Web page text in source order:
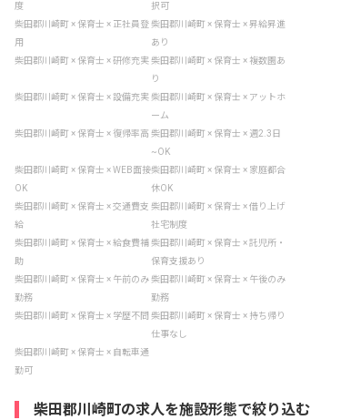
度
択可
柴田郡川崎町 × 保育士 × 正社員登
用
柴田郡川崎町 × 保育士 × 昇給昇進
あり
柴田郡川崎町 × 保育士 × 研修充実柴田郡川崎町 × 保育士 × 複数園あ
り
柴田郡川崎町 × 保育士 × 設備充実柴田郡川崎町 × 保育士 × アットホ
ーム
柴田郡川崎町 × 保育士 × 復帰率高 柴田郡川崎町 × 保育士 × 週2.3日
~OK
柴田郡川崎町 × 保育士 × WEB面接
OK
柴田郡川崎町 × 保育士 × 家庭都合
休OK
柴田郡川崎町 × 保育士 × 交通費支
給
柴田郡川崎町 × 保育士 × 借り上げ
社宅制度
柴田郡川崎町 × 保育士 × 給食費補
助
柴田郡川崎町 × 保育士 × 託児所・
保育支援あり
柴田郡川崎町 × 保育士 × 午前のみ
勤務
柴田郡川崎町 × 保育士 × 午後のみ
勤務
柴田郡川崎町 × 保育士 × 学歴不問 柴田郡川崎町 × 保育士 × 持ち帰り
仕事なし
柴田郡川崎町 × 保育士 × 自転車通
勤可
柴田郡川崎町の求人を施設形態で絞り込む